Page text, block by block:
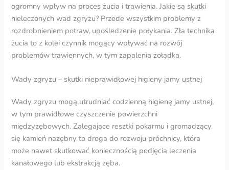
ogromny wpływ na proces żucia i trawienia. Jakie są skutki
nieleczonych wad zgryzu? Przede wszystkim problemy z
rozdrobnieniem potraw, upośledzenie połykania. Zła technika
żucia to z kolei czynnik mogący wpływać na rozwój
problemów trawiennych, w tym zapalenia żołądka.
Wady zgryzu – skutki nieprawidłowej higieny jamy ustnej
Wady zgryzu mogą utrudniać codzienną higienę jamy ustnej,
w tym prawidłowe czyszczenie powierzchni
międzyzębowych. Zalegające resztki pokarmu i gromadzący
się kamień nazębny to droga do rozwoju próchnicy, która
może nawet skutkować koniecznością podjęcia leczenia
kanałowego lub ekstrakcją zęba.